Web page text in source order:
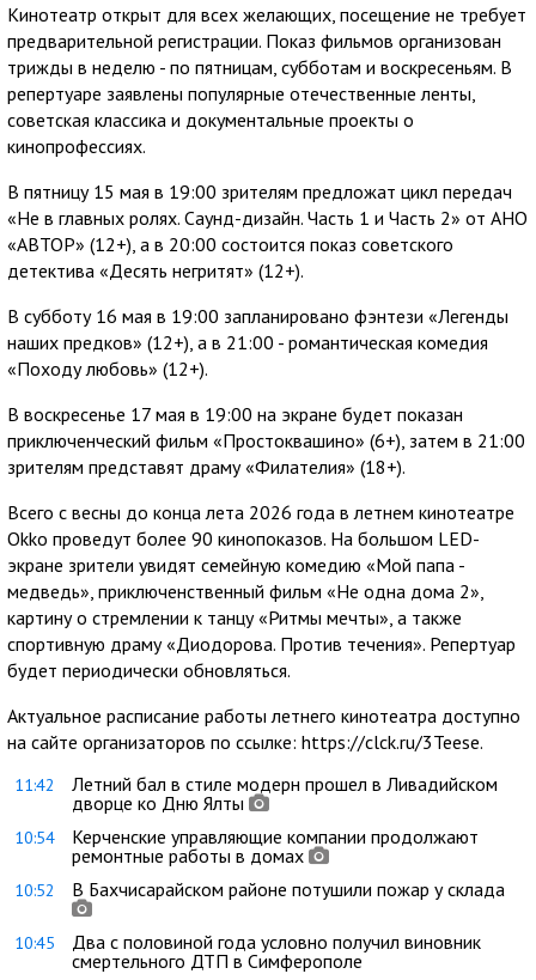
Кинотеатр открыт для всех желающих, посещение не требует
предварительной регистрации. Показ фильмов организован
трижды в неделю - по пятницам, субботам и воскресеньям. В
репертуаре заявлены популярные отечественные ленты,
советская классика и документальные проекты о
кинопрофессиях.
В пятницу 15 мая в 19:00 зрителям предложат цикл передач
«Не в главных ролях. Саунд-дизайн. Часть 1 и Часть 2» от АНО
«АВТОР» (12+), а в 20:00 состоится показ советского
детектива «Десять негритят» (12+).
В субботу 16 мая в 19:00 запланировано фэнтези «Легенды
наших предков» (12+), а в 21:00 - романтическая комедия
«Походу любовь» (12+).
В воскресенье 17 мая в 19:00 на экране будет показан
приключенческий фильм «Простоквашино» (6+), затем в 21:00
зрителям представят драму «Филателия» (18+).
Всего с весны до конца лета 2026 года в летнем кинотеатре
Okko проведут более 90 кинопоказов. На большом LED-
экране зрители увидят семейную комедию «Мой папа -
медведь», приключенственный фильм «Не одна дома 2»,
картину о стремлении к танцу «Ритмы мечты», а также
спортивную драму «Диодорова. Против течения». Репертуар
будет периодически обновляться.
Актуальное расписание работы летнего кинотеатра доступно
на сайте организаторов по ссылке: https://clck.ru/3Teese.
11:42
Летний бал в стиле модерн прошел в Ливадийском
дворце ко Дню Ялты
10:54
Керченские управляющие компании продолжают
ремонтные работы в домах
10:52 В Бахчисарайском районе потушили пожар у склада
10:45
Два с половиной года условно получил виновник
смертельного ДТП в Симферополе